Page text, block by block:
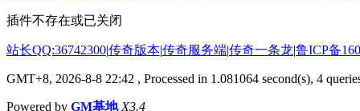
插件不存在或已关闭
站长QQ:36742300|传奇版本|传奇服务端|传奇一条龙|鲁ICP备
GMT+8, 2026-8-8 22:42 , Processed in 1.081064 second(s), 4
Powered by GM基地 X3.4